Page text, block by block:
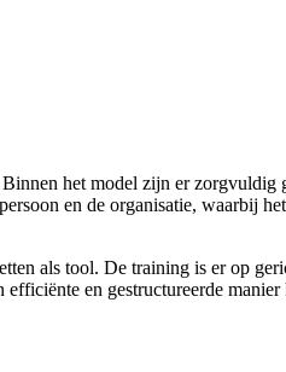
het model zijn er zorgvuldig
en de organisatie, waarbij
als tool. De training is er op
en gestructureerde